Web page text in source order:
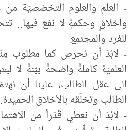
- العلم والعلوم التخصّصيّة من
وأخلاقٍ وحكمةٍ لا نفعَ فيها..
للفرد والمجتمع.
- لابُدّ أن نحرص كما مطلوب
العلميّة كاملةً واضحةً بيّنةً لا
الى عقل الطالب، علينا أن
الطالب وتخلّقه بالأخلاق الحميدة.
- لابُدّ أن نعطي قَدَراً من